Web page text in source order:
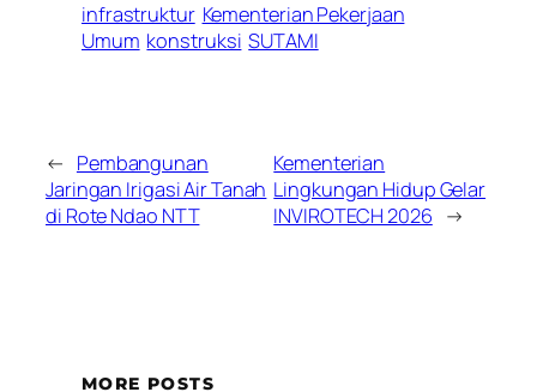
infrastruktur Kementerian Pekerjaan
Umum konstruksi SUTAMI
← Pembangunan
Jaringan Irigasi Air Tanah
di Rote Ndao NTT
Kementerian
Lingkungan Hidup Gelar
INVIROTECH 2026 →
MORE POSTS